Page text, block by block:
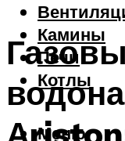
Камины
Печи
Котлы
Меню